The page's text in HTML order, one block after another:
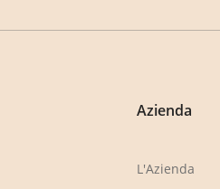
Azienda
L'Azienda